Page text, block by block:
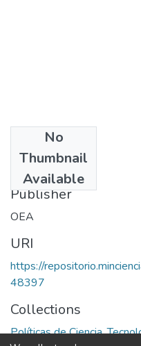
No
Thumbnail
Available
1972
Publisher
OEA
URI
https://
48397
Collections
Políticas de Ciencia,